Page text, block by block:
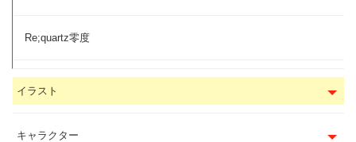
Re;quartz零度
イラスト
キャラクター